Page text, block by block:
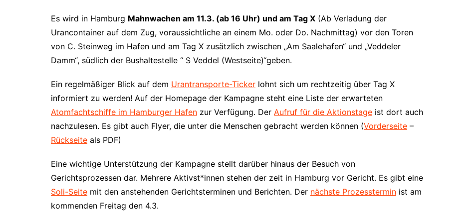
Es wird in Hamburg Mahnwachen am 11.3. (ab 16 Uhr) und am Tag X (Ab Verladung der
Urancontainer auf dem Zug, voraussichtliche an einem Mo. oder Do. Nachmittag) vor den Toren
von C. Steinweg im Hafen und am Tag X zusätzlich zwischen „Am Saalehafen“ und „Veddeler
Damm“, südlich der Bushaltestelle “ S Veddel (Westseite)“geben.
Ein regelmäßiger Blick auf dem Urantransporte-Ticker lohnt sich um rechtzeitig über Tag X
informiert zu werden! Auf der Homepage der Kampagne steht eine Liste der erwarteten
Atomfachtschiffe im Hamburger Hafen zur Verfügung. Der Aufruf für die Aktionstage ist dort auch
nachzulesen. Es gibt auch Flyer, die unter die Menschen gebracht werden können (Vorderseite –
Rückseite als PDF)
Eine wichtige Unterstützung der Kampagne stellt darüber hinaus der Besuch von
Gerichtsprozessen dar. Mehrere Aktivst*innen stehen der zeit in Hamburg vor Gericht. Es gibt eine
Soli-Seite mit den anstehenden Gerichtsterminen und Berichten. Der nächste Prozesstermin ist am
kommenden Freitag den 4.3.